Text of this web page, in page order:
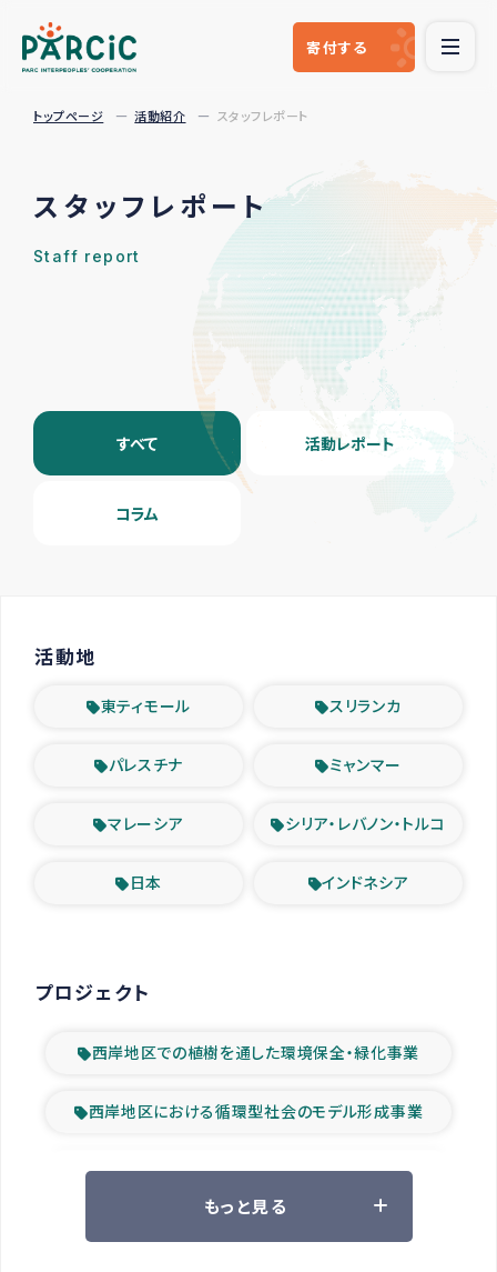
寄付する
トップページ 活動紹介 スタッフレポート
スタッフレポート
Staff report
すべて 活動レポート
コラム
活動地
東ティモール スリランカ
パレスチナ ミャンマー
マレーシア シリア・レバノン・トルコ
日本 インドネシア
プロジェクト
西岸地区での植樹を通した環境保全・緑化事業
西岸地区における循環型社会のモデル形成事業
ツアー参加者の声
もっと見る